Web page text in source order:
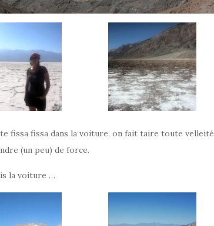
fissa fissa dans la voiture, on fait taire toute velleité
(un peu) de force.
la voiture …